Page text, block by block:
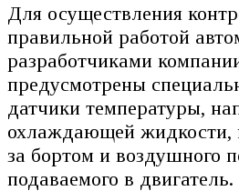
Для осуществления
правильной работой
разработчиками
предусмотрены
датчики температуры,
охлаждающей жидкости,
за бортом и воздушного
подаваемого в